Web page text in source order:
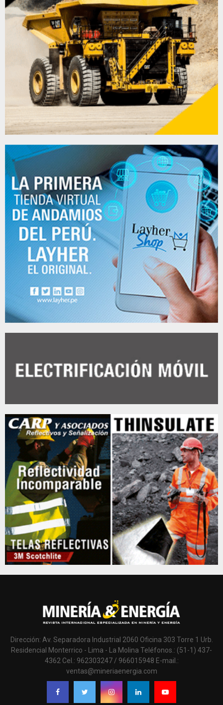
Dirección: Av. Separadora Industrial 2060 Oficina 303 Torre 1 Urb.
Residencial Monterrico - Lima - La Molina Teléfonos.: (51-1) 437-
4362 Cel.: 962303247 / 966015948 E-mail.:
ventas@mineriaenergia.com